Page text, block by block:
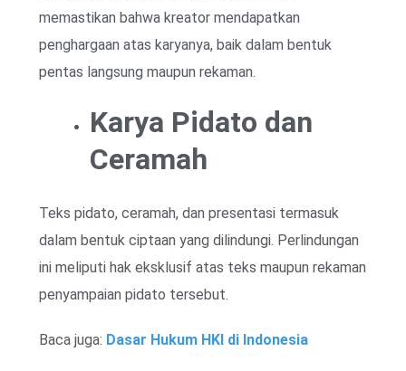
memastikan bahwa kreator mendapatkan
penghargaan atas karyanya, baik dalam bentuk
pentas langsung maupun rekaman.
Karya Pidato dan
Ceramah
Teks pidato, ceramah, dan presentasi termasuk
dalam bentuk ciptaan yang dilindungi. Perlindungan
ini meliputi hak eksklusif atas teks maupun rekaman
penyampaian pidato tersebut.
Baca juga: Dasar Hukum HKI di Indonesia